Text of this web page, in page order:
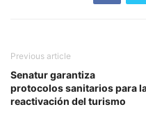
Previous article
Senatur garantiza
protocolos sanitarios para
reactivación del turismo